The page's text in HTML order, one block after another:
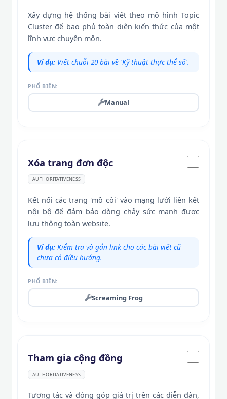
Xây dựng hệ thống bài viết theo mô hình Topic
Cluster để bao phủ toàn diện kiến thức của một
lĩnh vực chuyên môn.
Ví dụ: Viết chuỗi 20 bài về 'Kỹ thuật thực thể số'.
PHỔ BIẾN:
Manual
Xóa trang đơn độc
AUTHORITATIVENESS
Kết nối các trang 'mồ côi' vào mạng lưới liên kết
nội bộ để đảm bảo dòng chảy sức mạnh được
lưu thông toàn website.
Ví dụ: Kiểm tra và gắn link cho các bài viết cũ
chưa có điều hướng.
PHỔ BIẾN:
Screaming Frog
Tham gia cộng đồng
AUTHORITATIVENESS
Tương tác và đóng góp giá trị trên các diễn đàn,